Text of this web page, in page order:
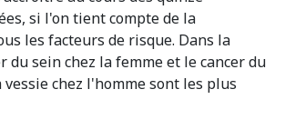
si l'on tient compte de la
les facteurs de risque. Dans la
du sein chez la femme et le cancer du
vessie chez l'homme sont les plus